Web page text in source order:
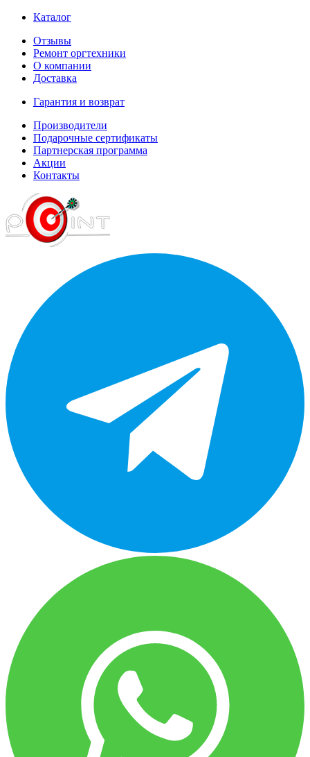
Каталог
Отзывы
Ремонт оргтехники
О компании
Доставка
Гарантия и возврат
Производители
Подарочные сертификаты
Партнерская программа
Акции
Контакты